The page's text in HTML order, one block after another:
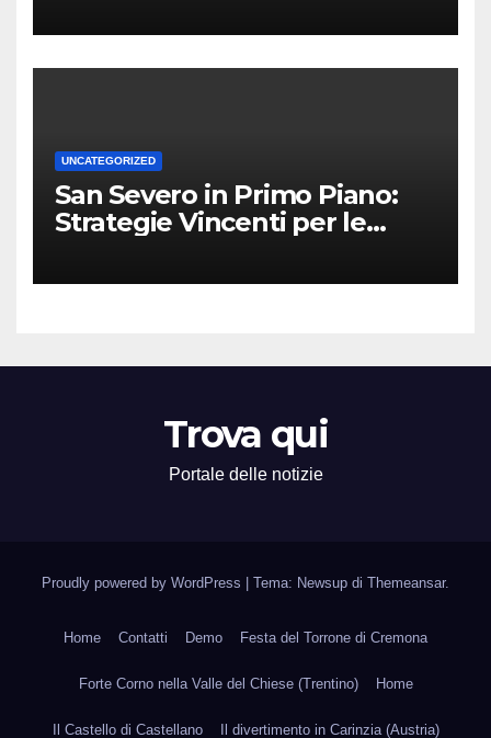
UNCATEGORIZED
San Severo in Primo Piano:
Strategie Vincenti per le
Territorio
Trova qui
Portale delle notizie
Proudly powered by WordPress Tema: Newsup di Themeansar.
Home Contatti Demo Festa del Torrone di Cremona
Forte Corno nella Valle del Chiese (Trentino) Home
Il Castello di Castellano Il divertimento in Carinzia (Austria)